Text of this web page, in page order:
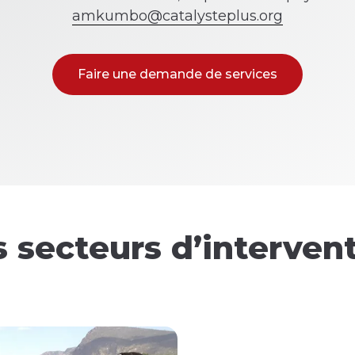
amkumbo@catalysteplus.org
Faire une demande de services
secteurs